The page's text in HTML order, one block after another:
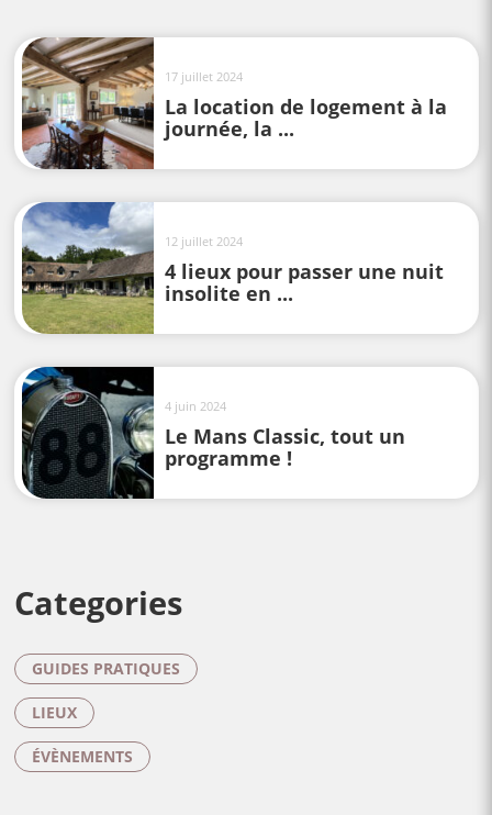
17 juillet 2024
La location de logement à la
journée, la ...
12 juillet 2024
4 lieux pour passer une nuit
insolite en ...
4 juin 2024
Le Mans Classic, tout un
programme !
Categories
GUIDES PRATIQUES
LIEUX
ÉVÈNEMENTS